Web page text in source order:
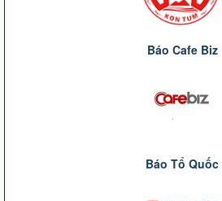
Báo Cafe Biz
Báo Tổ Quốc